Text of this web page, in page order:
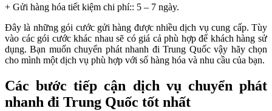
+ Gửi hàng hóa tiết kiệm chi phí:: 5 – 7 ngày.
Đây là những gói cước gửi hàng được nhiều dịch vụ cung cấp. Tùy
vào các gói cước khác nhau sẽ có giá cả phù hợp để khách hàng sử
dụng. Bạn muốn chuyển phát nhanh đi Trung Quốc vậy hãy chọn
cho mình một dịch vụ phù hợp với số hàng hóa và nhu cầu của bạn.
Các bước tiếp cận dịch vụ chuyển phát
nhanh đi Trung Quốc tốt nhất